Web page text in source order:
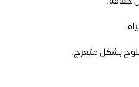
بشكل متعرج.